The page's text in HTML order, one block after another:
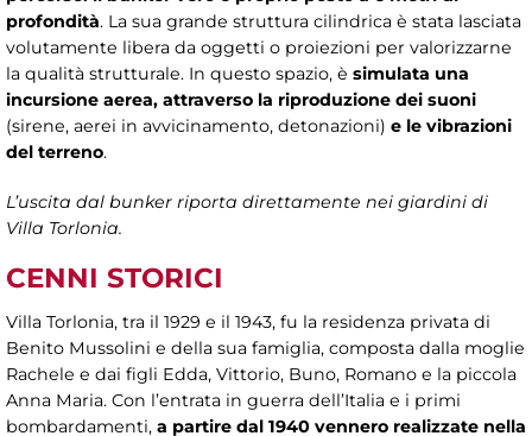
profondità. La sua grande struttura cilindrica è stata lasciata
volutamente libera da oggetti o proiezioni per valorizzarne
la qualità strutturale. In questo spazio, è simulata una
incursione aerea, attraverso la riproduzione dei suoni
(sirene, aerei in avvicinamento, detonazioni) e le vibrazioni
del terreno.
L’uscita dal bunker riporta direttamente nei giardini di
Villa Torlonia.
CENNI STORICI
Villa Torlonia, tra il 1929 e il 1943, fu la residenza privata di
Benito Mussolini e della sua famiglia, composta dalla moglie
Rachele e dai figli Edda, Vittorio, Buno, Romano e la piccola
Anna Maria. Con l’entrata in guerra dell’Italia e i primi
bombardamenti, a partire dal 1940 vennero realizzate nella